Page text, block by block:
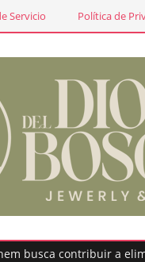
Servicio Política de
contribuir a eliminar